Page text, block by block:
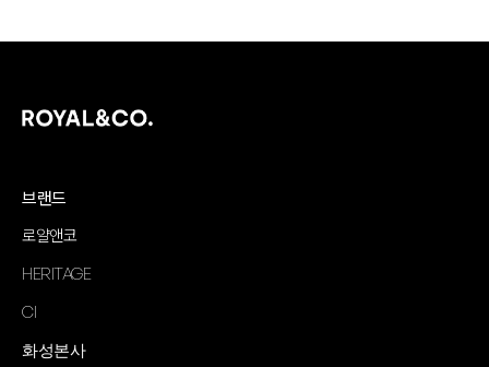
브랜드
로얄앤코
HERITAGE
CI
화성본사